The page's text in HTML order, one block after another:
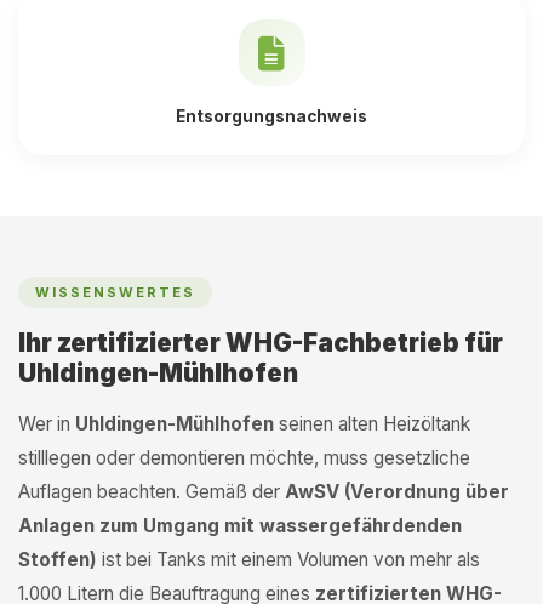
Entsorgungsnachweis
WISSENSWERTES
Ihr zertifizierter WHG-Fachbetrieb für
Uhldingen-Mühlhofen
Wer in Uhldingen-Mühlhofen seinen alten Heizöltank
stilllegen oder demontieren möchte, muss gesetzliche
Auflagen beachten. Gemäß der AwSV (Verordnung über
Anlagen zum Umgang mit wassergefährdenden
Stoffen) ist bei Tanks mit einem Volumen von mehr als
1.000 Litern die Beauftragung eines zertifizierten WHG-